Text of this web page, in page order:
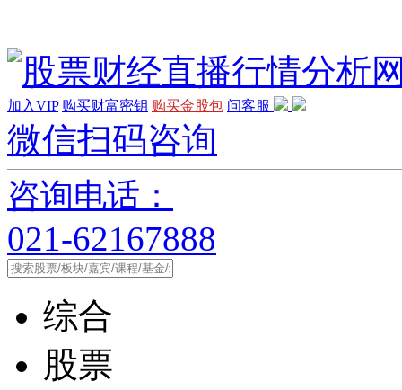
加入VIP 购买财富密钥 购买金股包 问客服
微信扫码咨询
咨询电话：
021-62167888
综合
股票